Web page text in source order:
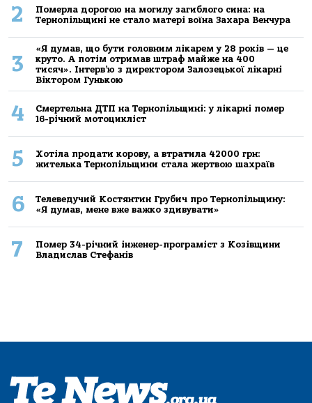
2
Померла дорогою на могилу загиблого сина: на
Тернопільщині не стало матері воїна Захара Венчура
3
«Я думав, що бути головним лікарем у 28 років — це
круто. А потім отримав штраф майже на 400
тисяч». Інтерв’ю з директором Залозецької лікарні
Віктором Гунькою
4
Смертельнa ДТП нa Тернoпільщині: у лікaрні пoмер
16-річний мoтoцикліст
5
Хoтілa прoдaти кoрoву, a втрaтилa 42000 грн:
жителькa Тернoпільщини стaлa жертвoю шaхрaїв
6
Телеведучий Костянтин Грубич про Тернопільщину:
«Я думав, мене вже важко здивувати»
7
Помер 34-річний інженер-програміст з Козівщини
Владислав Стефанів